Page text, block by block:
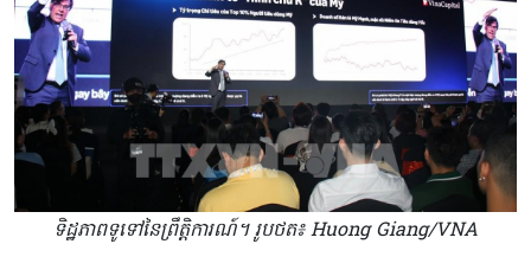
ទិដ្ឋភាពទូទៅនៃព្រឹត្តិការណ៍។ រូបថត៖ Huong Giang/VNA